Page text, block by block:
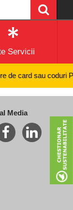
Servicii
card sau coduri
Media